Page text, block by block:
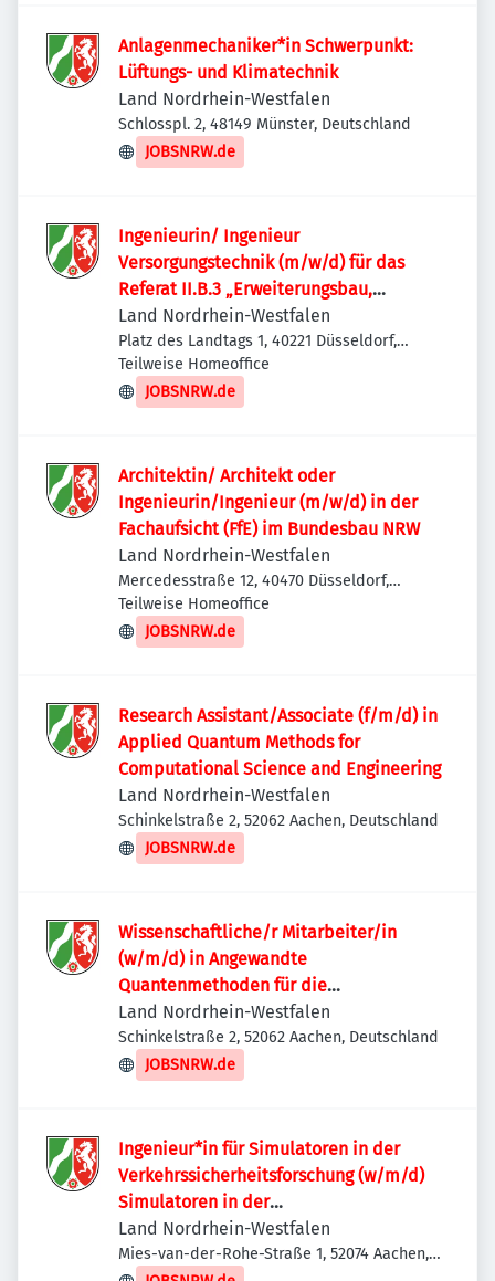
Anlagenmechaniker*in Schwerpunkt:
Lüftungs- und Klimatechnik
Land Nordrhein-Westfalen
Schlosspl. 2, 48149 Münster, Deutschland
JOBSNRW.de
Ingenieurin/ Ingenieur
Versorgungstechnik (m/w/d) für das
Referat II.B.3 „Erweiterungsbau,
Bestandssanierung“
Land Nordrhein-Westfalen
Platz des Landtags 1, 40221 Düsseldorf,
Deutschland
Teilweise Homeoffice
JOBSNRW.de
Architektin/ Architekt oder
Ingenieurin/Ingenieur (m/w/d) in der
Fachaufsicht (FfE) im Bundesbau NRW
Land Nordrhein-Westfalen
Mercedesstraße 12, 40470 Düsseldorf,
Deutschland
Teilweise Homeoffice
JOBSNRW.de
Research Assistant/Associate (f/m/d) in
Applied Quantum Methods for
Computational Science and Engineering
Land Nordrhein-Westfalen
Schinkelstraße 2, 52062 Aachen, Deutschland
JOBSNRW.de
Wissenschaftliche/r Mitarbeiter/in
(w/m/d) in Angewandte
Quantenmethoden für die
Computerwissenschaft und das
Ingenieurwesen
Land Nordrhein-Westfalen
Schinkelstraße 2, 52062 Aachen, Deutschland
JOBSNRW.de
Ingenieur*in für Simulatoren in der
Verkehrssicherheitsforschung (w/m/d)
Simulatoren in der
Verkehrssicherheitsforschung
Land Nordrhein-Westfalen
Mies-van-der-Rohe-Straße 1, 52074 Aachen,
Deutschland